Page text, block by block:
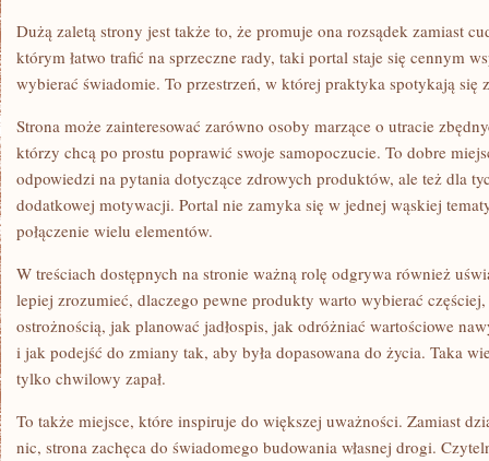
Dużą zaletą strony jest także to, że promuje ona rozsądek zamiast
którym łatwo trafić na sprzeczne rady, taki portal staje się cennym
wybierać świadomie. To przestrzeń, w której praktyka spotykają się
Strona może zainteresować zarówno osoby marzące o utracie
którzy chcą po prostu poprawić swoje samopoczucie. To dobre
odpowiedzi na pytania dotyczące zdrowych produktów, ale też dla
dodatkowej motywacji. Portal nie zamyka się w jednej wąskiej
połączenie wielu elementów.
W treściach dostępnych na stronie ważną rolę odgrywa również
lepiej zrozumieć, dlaczego pewne produkty warto wybierać
ostrożnością, jak planować jadłospis, jak odróżniać wartościowe
i jak podejść do zmiany tak, aby była dopasowana do życia. Taka
tylko chwilowy zapał.
To także miejsce, które inspiruje do większej uważności. Zamiast
nic, strona zachęca do świadomego budowania własnej drogi.